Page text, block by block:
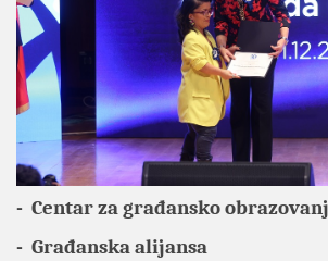
- Centar za građansko
- Građanska alijansa